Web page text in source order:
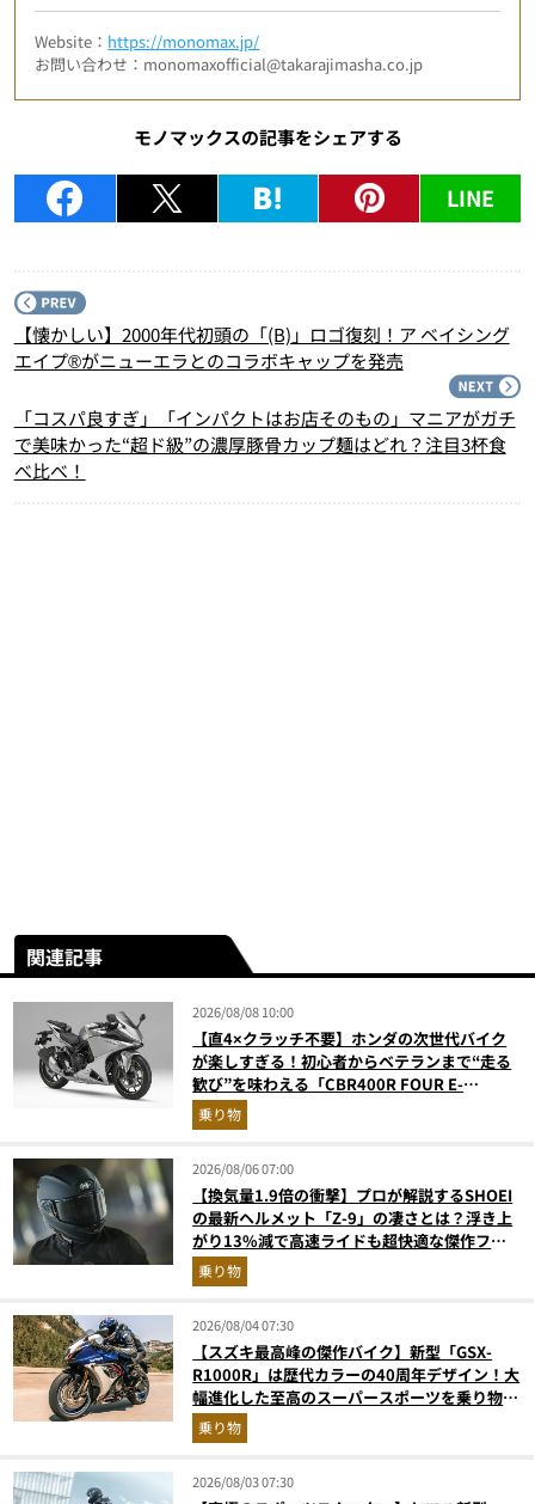
Website： https://monomax.jp/
お問い合わせ：monomaxofficial@takarajimasha.co.jp
モノマックスの記事をシェアする
LINE
【懐かしい】2000年代初頭の「(B)」ロゴ復刻！ア ベイシング
エイプ®がニューエラとのコラボキャップを発売
「コスパ良すぎ」「インパクトはお店そのもの」マニアがガチ
で美味かった“超ド級”の濃厚豚骨カップ麺はどれ？注目3杯食
べ比べ！
関連記事
2026/08/08 10:00
【直4×クラッチ不要】ホンダの次世代バイク
が楽しすぎる！初心者からベテランまで“走る
歓び”を味わえる「CBR400R FOUR E-
Clutch」を徹底解説
乗り物
2026/08/06 07:00
【換気量1.9倍の衝撃】プロが解説するSHOEI
の最新ヘルメット「Z-9」の凄さとは？浮き上
がり13%減で高速ライドも超快適な傑作フル
フェイス
乗り物
2026/08/04 07:30
【スズキ最高峰の傑作バイク】新型「GSX-
R1000R」は歴代カラーの40周年デザイン！大
幅進化した至高のスーパースポーツを乗り物ラ
イターが解説
乗り物
2026/08/03 07:30